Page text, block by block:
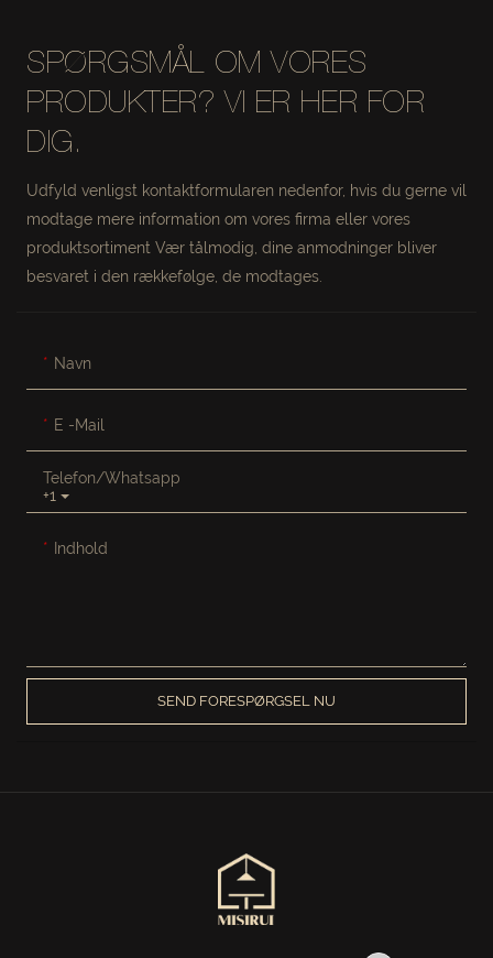
SPØRGSMÅL OM VORES
PRODUKTER? VI ER HER FOR
DIG.
Udfyld venligst kontaktformularen nedenfor, hvis du gerne vil
modtage mere information om vores firma eller vores
produktsortiment Vær tålmodig, dine anmodninger bliver
besvaret i den rækkefølge, de modtages.
Navn
E -mail
+1
Telefon/whatsapp
Indhold
SEND FORESPØRGSEL NU